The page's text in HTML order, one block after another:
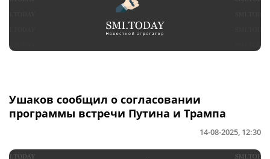
Ушаков сообщил о согласовании
программы встречи Путина и Трампа
14-08-2025, 12:30